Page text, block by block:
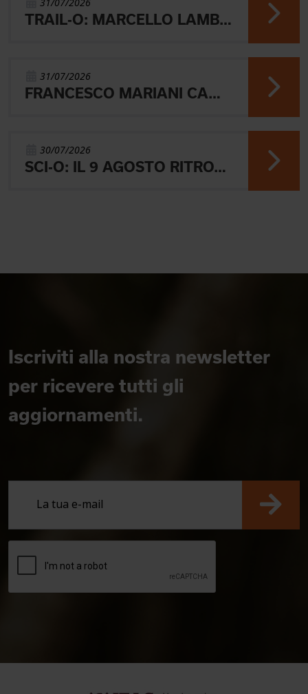
TRAIL-O: MARCELLO LAMBERTINI E' ARGENTO EUROPEO IN POLONIA
31/07/2026
FRANCESCO MARIANI CAMPIONE DEL MONDO UNIVERSITARIO NELLA SPRINT DI ORIENTEERING
30/07/2026
SCI-O: IL 9 AGOSTO RITROVO A BRESSANONE
Iscriviti alla nostra newsletter
per ricevere tutti gli
aggiornamenti.